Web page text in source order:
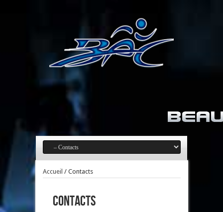
Accueil / Contacts
Contacts